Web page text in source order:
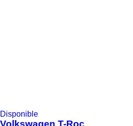
Disponible
Volkswagen T-Roc